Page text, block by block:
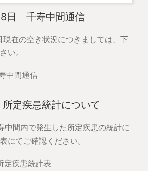
日 千寿中間通信
在の空き状況につきましては、下
い。
中間通信
定疾患統計について
中間内で発生した所定疾患の統計に
にてご確認ください。
疾患統計表